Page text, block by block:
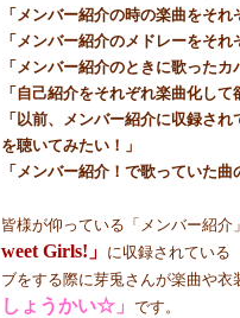
「メンバー紹介の時の楽曲をそ
「メンバー紹介のメドレーをそ
「メンバー紹介のときに歌った
「自己紹介をそれぞれ楽曲化して
「以前、メンバー紹介に収録さ
を聴いてみたい！」
「メンバー紹介！で歌っていた
皆様が仰っている「メンバー紹
weet Girls!」 に収録されている
ブをする際に芽兎さんが楽曲や衣
しょうかい☆」 です。